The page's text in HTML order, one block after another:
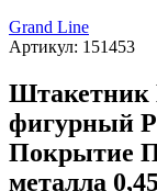
Grand Line
Артикул: 151453
Штакетник
фигурный
Покрытие
металла